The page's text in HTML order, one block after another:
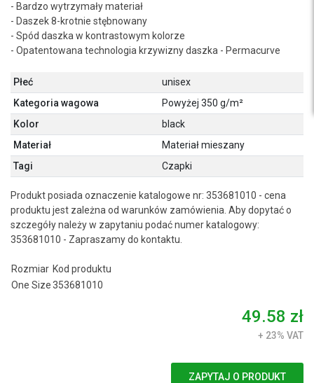
- Bardzo wytrzymały materiał
- Daszek 8-krotnie stębnowany
- Spód daszka w kontrastowym kolorze
- Opatentowana technologia krzywizny daszka - Permacurve
Płeć
unisex
Kategoria wagowa
Powyżej 350 g/m²
Kolor
black
Materiał
Materiał mieszany
Tagi
Czapki
Produkt posiada oznaczenie katalogowe nr: 353681010 - cena
produktu jest zależna od warunków zamówienia. Aby dopytać o
szczegóły należy w zapytaniu podać numer katalogowy:
353681010 - Zapraszamy do kontaktu.
Rozmiar Kod produktu
One Size353681010
49.58 zł
+ 23% VAT
ZAPYTAJ O PRODUKT